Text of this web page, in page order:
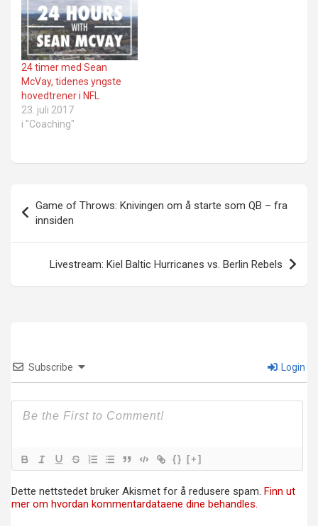
24 timer med Sean
McVay, tidenes yngste
hovedtrener i NFL
23. juli 2017
i "Coaching"
Game of Throws: Knivingen om å starte som QB – fra
innsiden
Livestream: Kiel Baltic Hurricanes vs. Berlin Rebels
Subscribe Login
{} [+]
Dette nettstedet bruker Akismet for å redusere spam. Finn ut
mer om hvordan kommentardataene dine behandles.